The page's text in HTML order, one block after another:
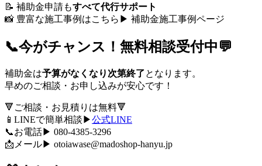
📝 補助金申請もすべて代行サポート
📸 豊富な施工事例はこちら▶ 補助金施工事例ページ
📞今がチャンス！無料相談受付中💬
補助金は予算がなくなり次第終了となります。
早めのご相談・お申し込みが安心です！
🔻ご相談・お見積りは無料🔻
📱LINEで簡単相談▶公式LINE
📞お電話▶ 080-4385-3296
📩メール▶ otoiawase@madoshop-hanyu.jp